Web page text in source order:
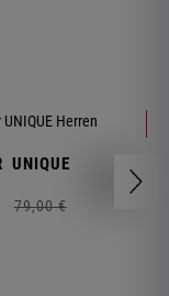
UNIQUE
79,00 €